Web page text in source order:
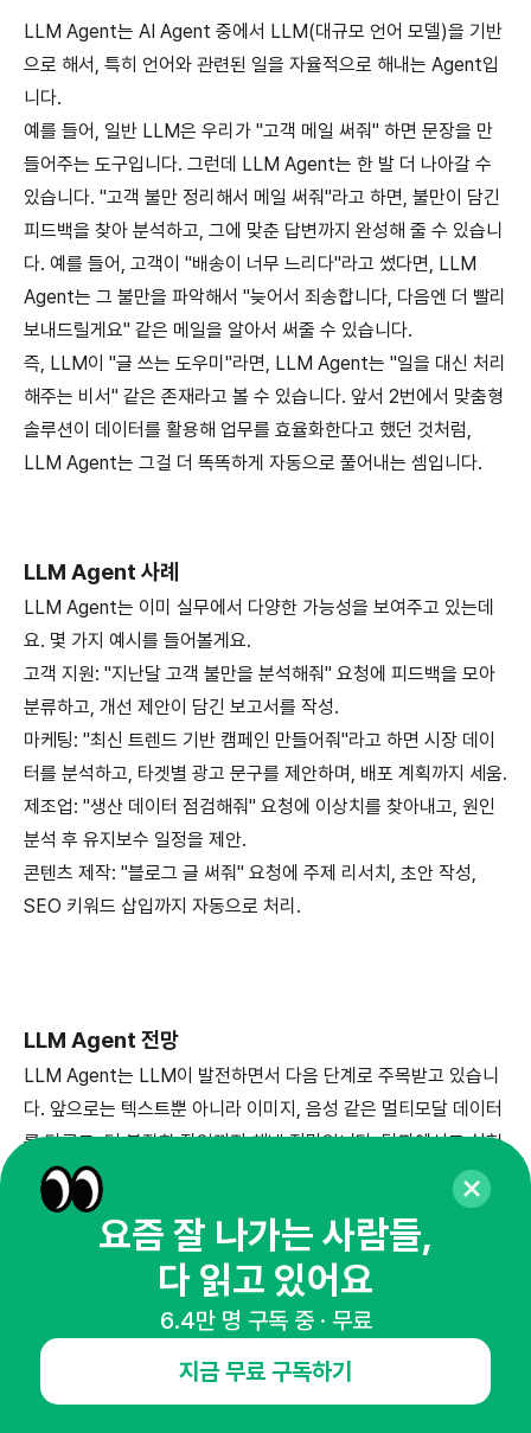
LLM Agent는 AI Agent 중에서 LLM(대규모 언어 모델)을 기반
으로 해서, 특히 언어와 관련된 일을 자율적으로 해내는 Agent입
니다.
예를 들어, 일반 LLM은 우리가 "고객 메일 써줘" 하면 문장을 만
들어주는 도구입니다. 그런데 LLM Agent는 한 발 더 나아갈 수
있습니다. "고객 불만 정리해서 메일 써줘"라고 하면, 불만이 담긴
피드백을 찾아 분석하고, 그에 맞춘 답변까지 완성해 줄 수 있습니
다. 예를 들어, 고객이 "배송이 너무 느리다"라고 썼다면, LLM
Agent는 그 불만을 파악해서 "늦어서 죄송합니다, 다음엔 더 빨리
보내드릴게요" 같은 메일을 알아서 써줄 수 있습니다.
즉, LLM이 "글 쓰는 도우미"라면, LLM Agent는 "일을 대신 처리
해주는 비서" 같은 존재라고 볼 수 있습니다. 앞서 2번에서 맞춤형
솔루션이 데이터를 활용해 업무를 효율화한다고 했던 것처럼,
LLM Agent는 그걸 더 똑똑하게 자동으로 풀어내는 셈입니다.
LLM Agent 사례
LLM Agent는 이미 실무에서 다양한 가능성을 보여주고 있는데
요. 몇 가지 예시를 들어볼게요.
고객 지원: "지난달 고객 불만을 분석해줘" 요청에 피드백을 모아
분류하고, 개선 제안이 담긴 보고서를 작성.
마케팅: "최신 트렌드 기반 캠페인 만들어줘"라고 하면 시장 데이
터를 분석하고, 타겟별 광고 문구를 제안하며, 배포 계획까지 세움.
제조업: "생산 데이터 점검해줘" 요청에 이상치를 찾아내고, 원인
분석 후 유지보수 일정을 제안.
콘텐츠 제작: "블로그 글 써줘" 요청에 주제 리서치, 초안 작성,
SEO 키워드 삽입까지 자동으로 처리.
LLM Agent 전망
LLM Agent는 LLM이 발전하면서 다음 단계로 주목받고 있습니
다. 앞으로는 텍스트뿐 아니라 이미지, 음성 같은 멀티모달 데이터
를 다루고, 더 복잡한 작업까지 해낼 전망입니다. 달파에서도 실험
중인 LLM Agent는 이미 단순 반복 작업을 넘어 프로젝트 관리
수준으로 점차 발전하고 있습니다. 예를 들어, "신제품 출시 계획
세워줘"라고 하면 시장 조사, 일정 수립, 팀원 역할 배분까지 할 수
LLM이 실무에 미치는 영향이 컸지만, LLM Agent는 그걸 한층
더 끌어올릴 다음 단계가 되지 않을까요?
요즘 잘 나가는 사람들,
다 읽고 있어요
6.4만 명 구독 중 · 무료
지금 무료 구독하기